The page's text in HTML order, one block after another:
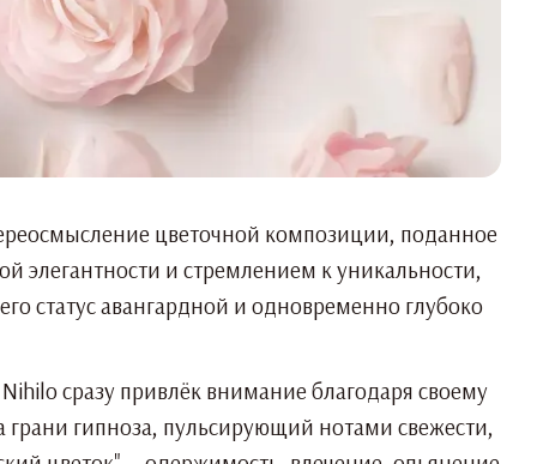
цветочной композиции, поданное
и стремлением к уникальности,
статус авангардной и одновременно глубоко
сразу привлёк внимание благодаря своему
гипноза, пульсирующий нотами свежести,